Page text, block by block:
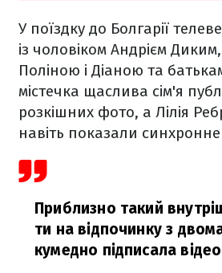
У поїздку до Болгарії
із чоловіком Андрієм
Поліною і Діаною та
містечка щаслива сім'я
розкішних фото, а Лілія
навіть показали
Приблизно такий
ти на відпочинку з
кумедно підписала